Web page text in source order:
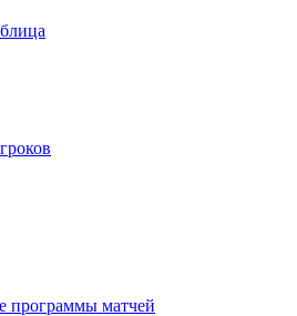
программы матчей